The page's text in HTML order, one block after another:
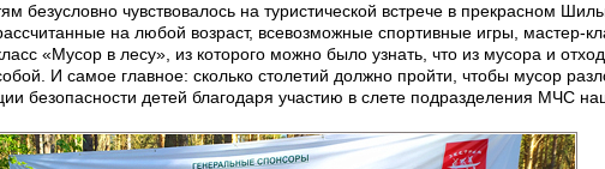
безусловно чувствовалось на туристической встрече в прекрасном
на любой возраст, всевозможные спортивные игры, мастер-
«Мусор в лесу», из которого можно было узнать, что из мусора и
И самое главное: сколько столетий должно пройти, чтобы мусор
безопасности детей благодаря участию в слете подразделения МЧС